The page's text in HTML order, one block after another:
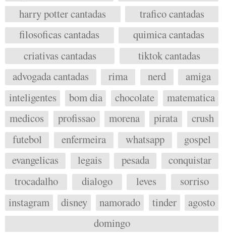
harry potter cantadas
trafico cantadas
filosoficas cantadas
quimica cantadas
criativas cantadas
tiktok cantadas
advogada cantadas
rima nerd
amiga
inteligentes
bom dia chocolate
matematica
medicos
profissao morena pirata
crush
futebol
enfermeira whatsapp
gospel
evangelicas
legais pesada
conquistar
trocadalho
dialogo leves
sorriso
instagram
disney namorado tinder
agosto
domingo